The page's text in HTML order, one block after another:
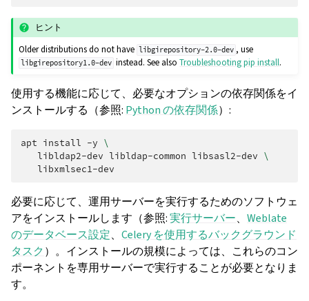
ヒント
Older distributions do not have
libgirepository-2.0-dev , use
libgirepository1.0-dev instead. See alsoTroubleshooting pip install.
使用する機能に応じて、必要なオプションの依存関係をイ
ンストールする（参照: Python の依存関係）:
apt install -y \
libldap2-dev libldap-common libsasl2-dev \
必要に応じて、運用サーバーを実行するためのソフトウェ
アをインストールします（参照:実行サーバー、 Weblate
のデータベース設定、 Celery を使用するバックグラウンド
タスク ）。インストールの規模によっては、これらのコン
ポーネントを専用サーバーで実行することが必要となりま
す。